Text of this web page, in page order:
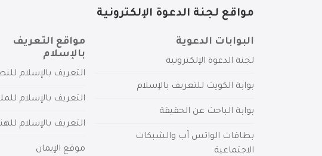
مواقع لجنة الدعوة الإلكترونية
البوابات الدعوية
لجنة الدعوة الإلكترونية
بوابة الكويت للتعريف بالإسلام
بوابة الباحث عن الحقيقة
بطاقات الواتس آب والشبكات
الاجتماعية
مواقع التعريف
بالإسلام
التعريف بالإسلام
التعريف بالإسلام
التعريف بالإسلام
موقع الإيمان